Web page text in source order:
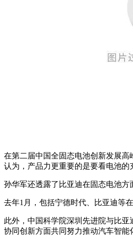
在第二届中国全固态电池创新发展
认为，产品力更重要的是要看电池的
孙华军还透露了比亚迪在固态电池方
去年1月，包括宁德时代、比亚迪等
此外，中国科学院深圳先进院与比
协同创新方面共同努力推动汽车智能